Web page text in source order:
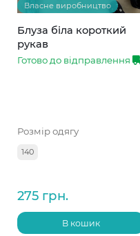
Власне виробництво
Блуза біла короткий
рукав
Готово до відправлення
Розмір одягу
140
275 грн.
В кошик